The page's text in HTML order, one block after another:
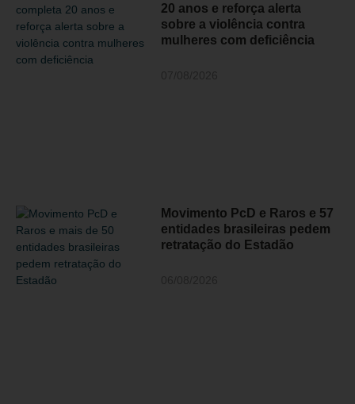
20 anos e reforça alerta
sobre a violência contra
mulheres com deficiência
Movimento PcD e Raros e 57
entidades brasileiras pedem
retratação do Estadão